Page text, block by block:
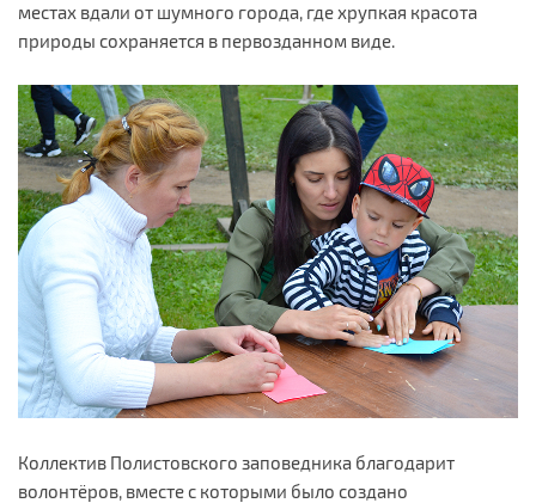
местах вдали от шумного города, где хрупкая красота
природы сохраняется в первозданном виде.
Коллектив Полистовского заповедника благодарит
волонтёров, вместе с которыми было создано